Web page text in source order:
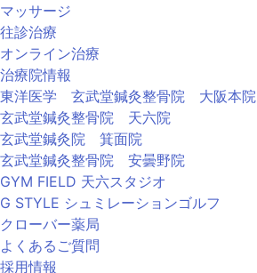
マッサージ
往診治療
オンライン治療
治療院情報
東洋医学 玄武堂鍼灸整骨院 大阪本院
玄武堂鍼灸整骨院 天六院
玄武堂鍼灸院 箕面院
玄武堂鍼灸整骨院 安曇野院
GYM FIELD 天六スタジオ
G STYLE シュミレーションゴルフ
クローバー薬局
よくあるご質問
採用情報